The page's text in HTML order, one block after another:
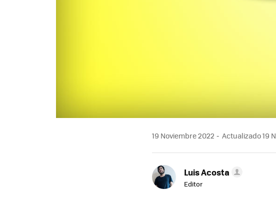
19 Noviembre 2022 Actualizado 19
Luis Acosta
Editor